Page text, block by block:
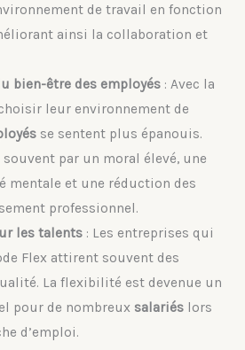
de travail en fonction
ainsi la collaboration et
bien-être des employés: Avec la
leur environnement de
se sentent plus épanouis.
par un moral élevé, une
mentale et une réduction des
professionnel.
les talents: Les entreprises qui
Flex attirent souvent des
La flexibilité est devenue un
pour de nombreux salariéslors
d’emploi.